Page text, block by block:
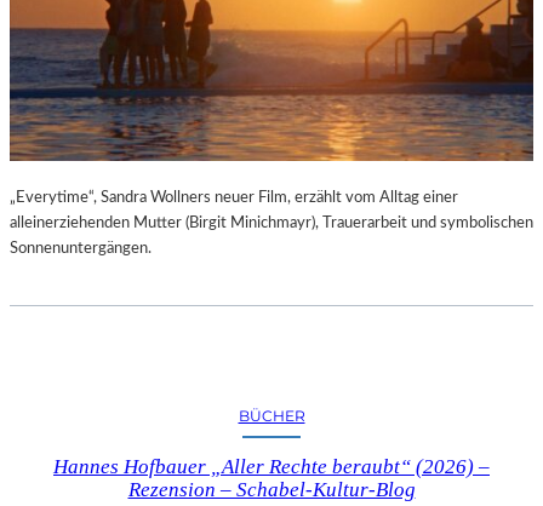
„Everytime“, Sandra Wollners neuer Film, erzählt vom Alltag einer
alleinerziehenden Mutter (Birgit Minichmayr), Trauerarbeit und symbolischen
Sonnenuntergängen.
BÜCHER
Hannes Hofbauer „Aller Rechte beraubt“ (2026) –
Rezension – Schabel-Kultur-Blog